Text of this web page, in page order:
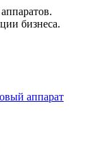
бизнеса.
аппарат